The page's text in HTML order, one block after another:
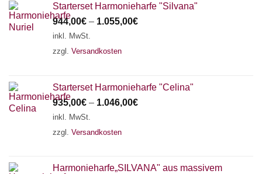
Starterset Harmonieharfe "Silvana"
944,00€ – 1.055,00€
inkl. MwSt.
zzgl. Versandkosten
Starterset Harmonieharfe "Celina"
935,00€ – 1.046,00€
inkl. MwSt.
zzgl. Versandkosten
Harmonieharfe„SILVANA" aus massivem